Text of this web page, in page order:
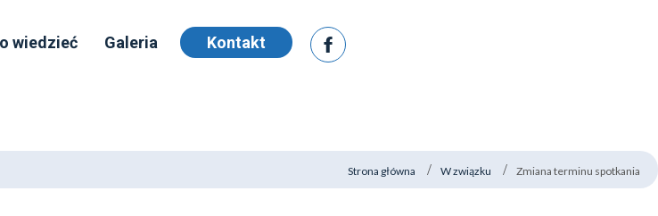
wiedzieć Galeria Kontakt
Strona główna W związku Zmiana terminu spotkania